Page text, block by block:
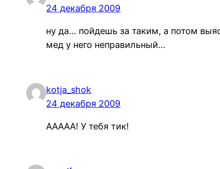
24 декабря 2009
ну да… пойдешь за таким, а потом
мед у него неправильный…
kotja_shok
24 декабря 2009
ААААА! У тебя тик!